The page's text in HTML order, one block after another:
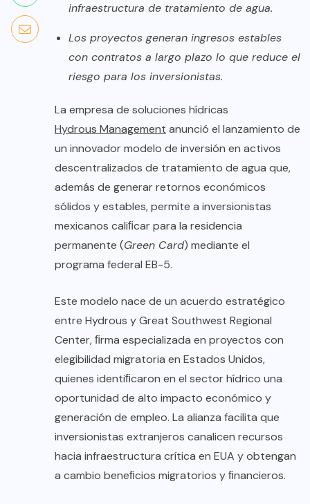
infraestructura de tratamiento de agua.
Los proyectos generan ingresos estables
con contratos a largo plazo lo que reduce el
riesgo para los inversionistas.
La empresa de soluciones hídricas
Hydrous Management anunció el lanzamiento de
un innovador modelo de inversión en activos
descentralizados de tratamiento de agua que,
además de generar retornos económicos
sólidos y estables, permite a inversionistas
mexicanos caliﬁcar para la residencia
permanente (Green Card) mediante el
programa federal EB-5.
Este modelo nace de un acuerdo estratégico
entre Hydrous y Great Southwest Regional
Center, ﬁrma especializada en proyectos con
elegibilidad migratoria en Estados Unidos,
quienes identiﬁcaron en el sector hídrico una
oportunidad de alto impacto económico y
generación de empleo. La alianza facilita que
inversionistas extranjeros canalicen recursos
hacia infraestructura crítica en EUA y obtengan
a cambio beneﬁcios migratorios y ﬁnancieros.